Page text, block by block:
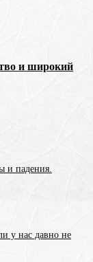
и широкий
и падения.
у нас давно не